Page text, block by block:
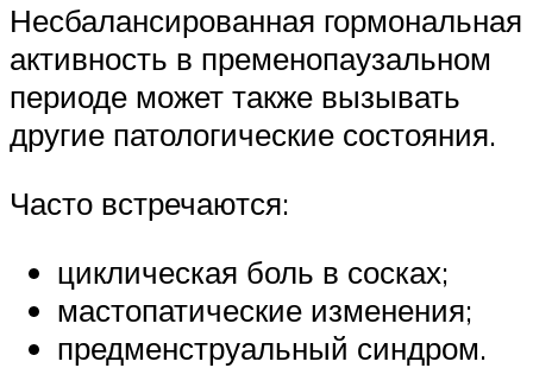
Несбалансированная гормональная
активность в пременопаузальном
периоде может также вызывать
другие патологические состояния.
Часто встречаются:
циклическая боль в сосках;
мастопатические изменения;
предменструальный синдром.